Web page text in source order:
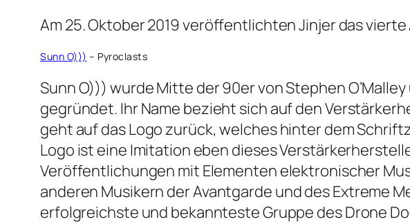
Am 25. Oktober 2019 veröffentlichten Jinjer das vierte
Sunn O))) – Pyroclasts
Sunn O))) wurde Mitte der 90er von Stephen
gegründet. Ihr Name bezieht sich auf den
geht auf das Logo zurück, welches hinter dem
Logo ist eine Imitation eben dieses
Veröffentlichungen mit Elementen elektronischer
anderen Musikern der Avantgarde und des Extreme
erfolgreichste und bekannteste Gruppe des Drone